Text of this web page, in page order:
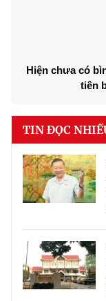
Hiện chưa có
tiên
TIN ĐỌC